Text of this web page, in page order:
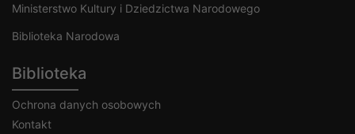
Ministerstwo Kultury i Dziedzictwa Narodowego
Biblioteka Narodowa
Biblioteka
Ochrona danych osobowych
Kontakt